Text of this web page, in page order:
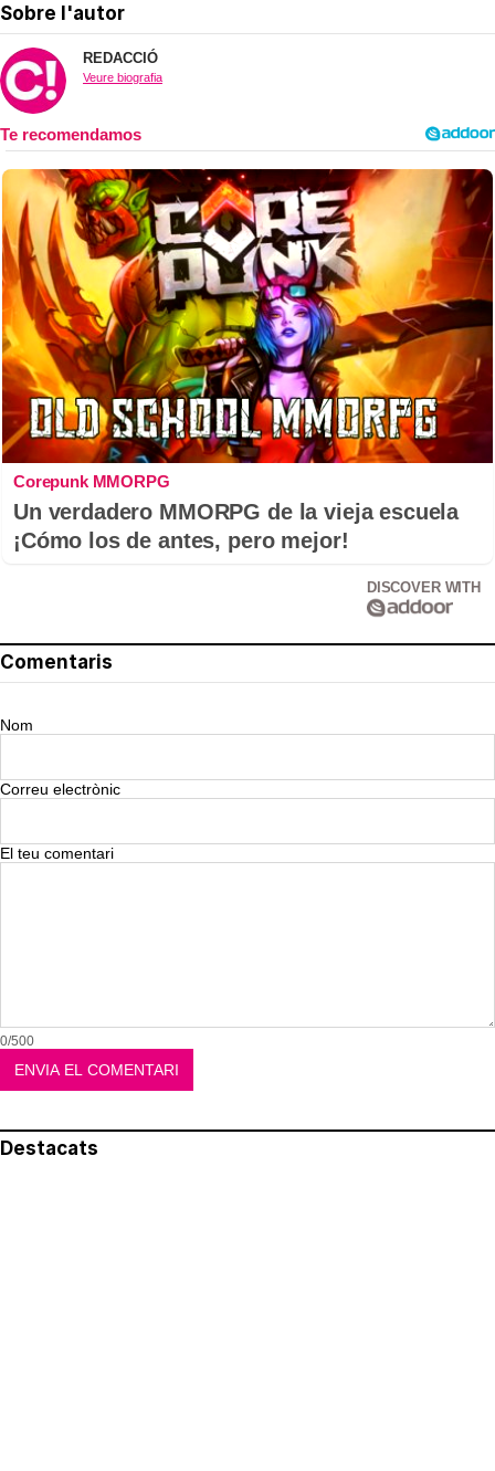
Sobre l'autor
REDACCIÓ
Veure biografia
Corepunk MMORPG
Un verdadero MMORPG de la vieja escuela
¡Cómo los de antes, pero mejor!
DISCOVER WITH
Comentaris
Nom
Correu electrònic
El teu comentari
0/500
Destacats